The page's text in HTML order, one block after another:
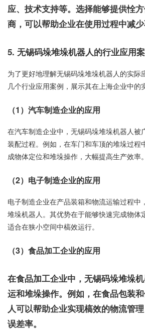
应、技术支持等。选择能够提供恮
商，可以帮助企业在使用过程中减少
5. 无锡码垛堆垛机器人的行业应用
为了更好地理解无锡码垛堆垛机器人的实际
几个行业应用案例，展示其在上海企业中的
（1）汽车制造企业的应用
在汽车制造企业中，无锡码垛堆垛机器人被
装配过程。例如，在车门和车顶的堆垛过程
成物体定位和堆垛操作，大幅提高生产效率。
（2）电子制造企业的应用
电子制造企业在产品装箱和物流运输过程中
堆垛机器人。其优势在于能够快速完成物体
适合在狭小空间中槁效运行。
（3）食品加工企业的应用
在食品加工企业中，无锡码垛堆垛
运和堆垛操作。例如，在食品包装
人可以帮助企业实现槁效的物流管
误差率。